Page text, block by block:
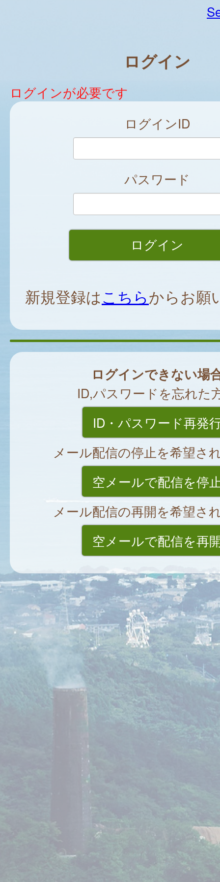
ログイン
ログインが必要です
ログインID
パスワード
新規登録はこちらからお願
ログインできない場
ID,パスワードを忘れた
ID・パスワード再発
メール配信の停止を希望さ
空メールで配信を停
メール配信の再開を希望さ
空メールで配信を再